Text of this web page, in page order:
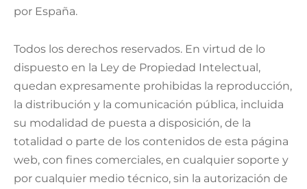
por España.
Todos los derechos reservados. En virtud de lo
dispuesto en la Ley de Propiedad Intelectual,
quedan expresamente prohibidas la reproducción,
la distribución y la comunicación pública, incluida
su modalidad de puesta a disposición, de la
totalidad o parte de los contenidos de esta página
web, con fines comerciales, en cualquier soporte y
por cualquier medio técnico, sin la autorización de